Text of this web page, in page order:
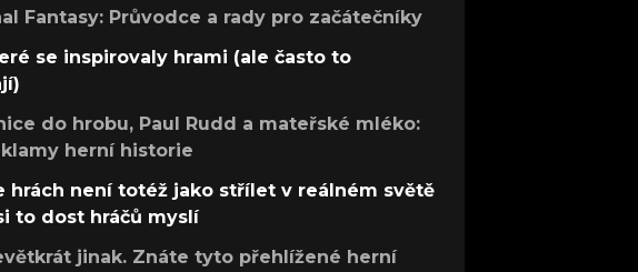
Fantasy: Průvodce a rady pro začátečníky
se inspirovaly hrami (ale často to
do hrobu, Paul Rudd a mateřské mléko:
herní historie
hrách není totéž jako střílet v reálném světě
to dost hráčů myslí
jinak. Znáte tyto přehlížené herní